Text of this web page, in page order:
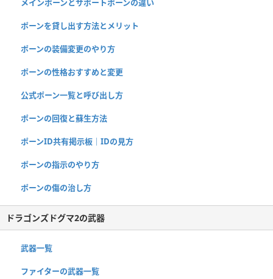
メインポーンとサポートポーンの違い
ポーンを貸し出す方法とメリット
ポーンの装備変更のやり方
ポーンの性格おすすめと変更
公式ポーン一覧と呼び出し方
ポーンの回復と蘇生方法
ポーンID共有掲示板｜IDの見方
ポーンの指示のやり方
ポーンの傷の治し方
ドラゴンズドグマ2の武器
武器一覧
ファイターの武器一覧